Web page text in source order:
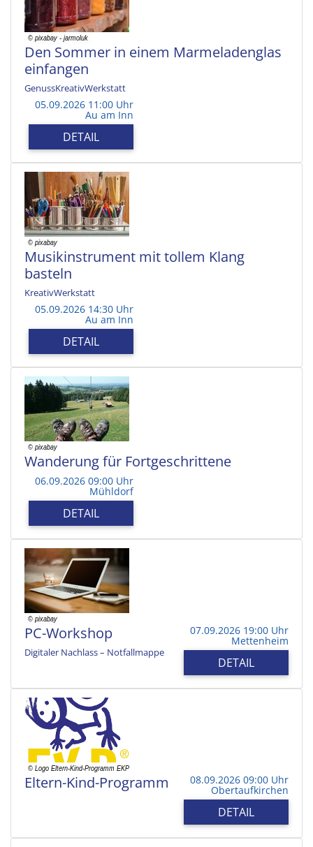
Den Sommer in einem Marmeladenglas
einfangen
GenussKreativWerkstatt
05.09.2026 11:00 Uhr
Au am Inn
DETAIL
Musikinstrument mit tollem Klang
basteln
KreativWerkstatt
05.09.2026 14:30 Uhr
Au am Inn
DETAIL
Wanderung für Fortgeschrittene
06.09.2026 09:00 Uhr
Mühldorf
DETAIL
PC-Workshop
Digitaler Nachlass – Notfallmappe
07.09.2026 19:00 Uhr
Mettenheim
DETAIL
Eltern-Kind-Programm 08.09.2026 09:00 Uhr
Obertaufkirchen
DETAIL